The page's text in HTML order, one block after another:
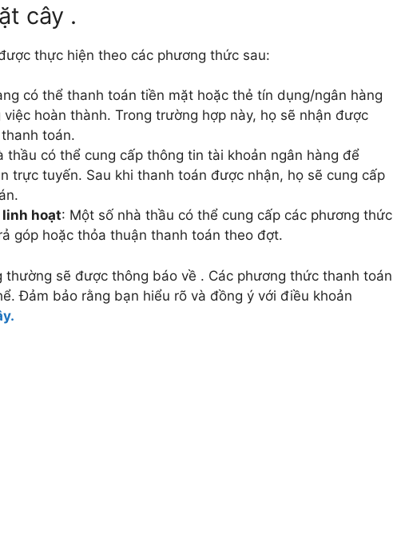
cây .
thực hiện theo các phương thức sau:
có thể thanh toán tiền mặt hoặc thẻ tín dụng/ngân hàng
hoàn thành. Trong trường hợp này, họ sẽ nhận được
toán.
thầu có thể cung cấp thông tin tài khoản ngân hàng để
trực tuyến. Sau khi thanh toán được nhận, họ sẽ cung cấp
hoạt: Một số nhà thầu có thể cung cấp các phương thức
góp hoặc thỏa thuận thanh toán theo đợt.
sẽ được thông báo về . Các phương thức thanh toán
Đảm bảo rằng bạn hiểu rõ và đồng ý với điều khoản